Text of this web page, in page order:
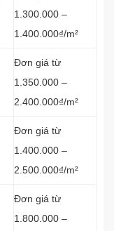
1.300.000 –
1.400.000₫/m²
Đơn giá từ
1.350.000 –
2.400.000₫/m²
Đơn giá từ
1.400.000 –
2.500.000₫/m²
Đơn giá từ
1.800.000 –